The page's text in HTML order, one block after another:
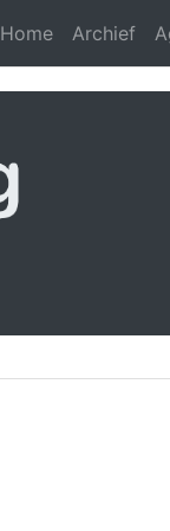
Home Archief